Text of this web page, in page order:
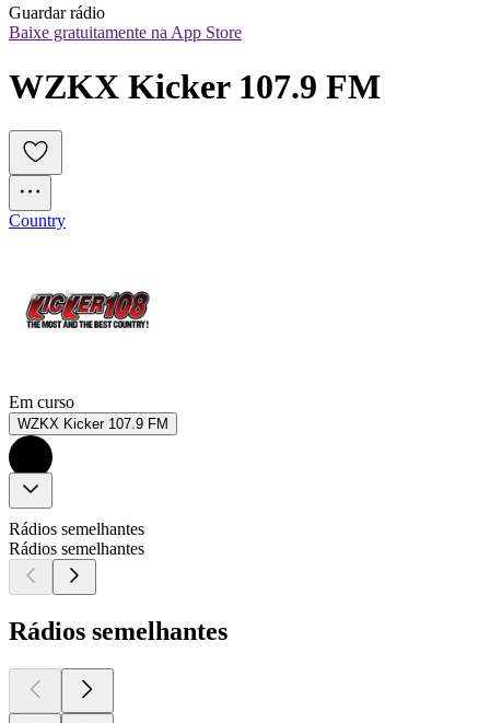
Guardar rádio
Baixe gratuitamente na App Store
WZKX Kicker 107.9 FM
Country
Em curso
WZKX Kicker 107.9 FM
Rádios semelhantes
Rádios semelhantes
Rádios semelhantes